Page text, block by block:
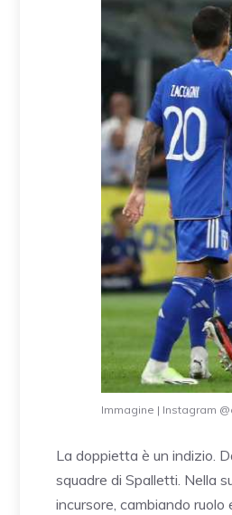
Immagine | Instagram
La doppietta è un indizio.
squadre di Spalletti. Nella
incursore, cambiando ruolo